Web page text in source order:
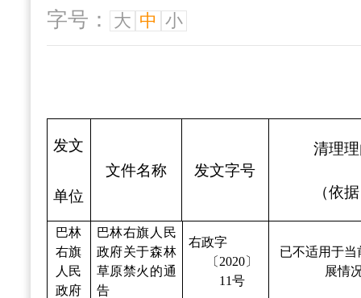
字号：
大 中 小
发文
单位
文件名称 发文字号
清理
（依
巴林
右旗
人民
政府
巴林右旗人民
政府关于森林
草原禁火的通
告
右政字
〔2020〕
11号
已不适用于当
展情